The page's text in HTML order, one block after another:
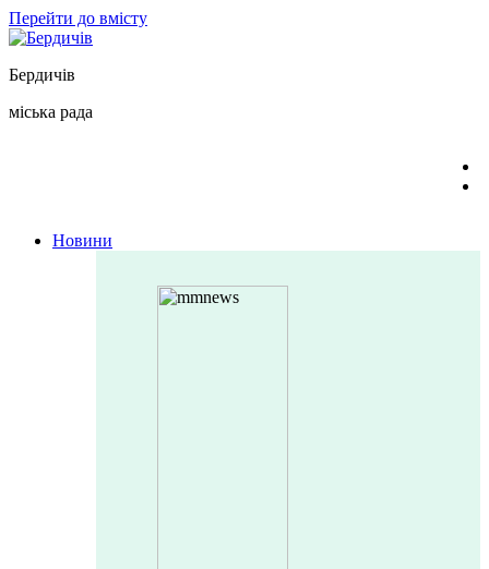
Перейти до вмісту
Бердичів
міська рада
Новини